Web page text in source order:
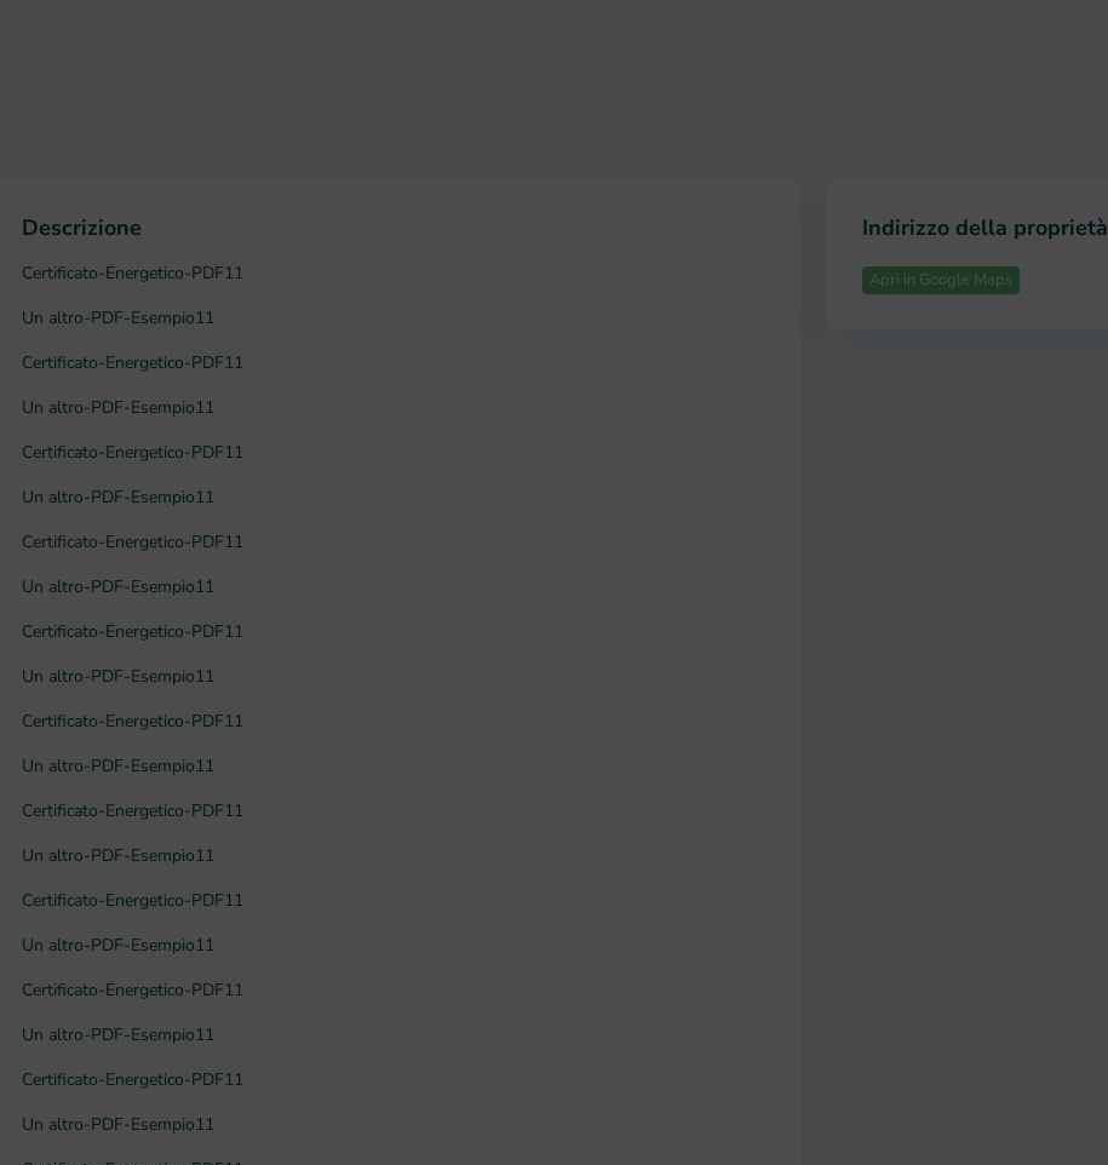
Descrizione
Certificato-Energetico-PDF11
Un altro-PDF-Esempio11
Certificato-Energetico-PDF11
Un altro-PDF-Esempio11
Certificato-Energetico-PDF11
Un altro-PDF-Esempio11
Certificato-Energetico-PDF11
Un altro-PDF-Esempio11
Certificato-Energetico-PDF11
Un altro-PDF-Esempio11
Certificato-Energetico-PDF11
Un altro-PDF-Esempio11
Certificato-Energetico-PDF11
Un altro-PDF-Esempio11
Certificato-Energetico-PDF11
Un altro-PDF-Esempio11
Certificato-Energetico-PDF11
Un altro-PDF-Esempio11
Certificato-Energetico-PDF11
Un altro-PDF-Esempio11
Indirizzo della proprietà
Apri in Google Maps